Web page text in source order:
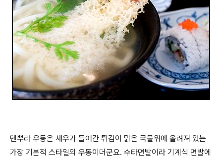
덴뿌라 우동은 새우가 들어간 튀김이 맑은 국물위에 올려져 있는
가장 기본적 스타일의 우동이더군요. 수타면발이라 기계식 면발에